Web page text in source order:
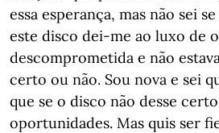
essa esperança, mas não sei
este disco dei-me ao luxo de
descomprometida e não
certo ou não. Sou nova e sei
que se o disco não desse
oportunidades. Mas quis ser